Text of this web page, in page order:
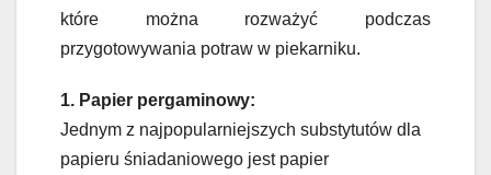
które można rozważyć podczas
przygotowywania potraw w piekarniku.
1. Papier pergaminowy:
Jednym z najpopularniejszych substytutów dla
papieru śniadaniowego jest papier